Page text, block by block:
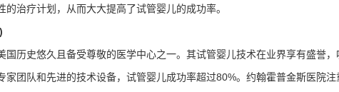
治疗计划，从而大大提高了试管婴儿的成功率。
历史悠久且备受尊敬的医学中心之一。其试管婴儿技术在业界享有盛誉，
团队和先进的技术设备，试管婴儿成功率超过80%。约翰霍普金斯医院注